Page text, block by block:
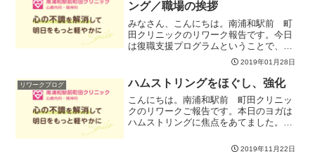
ング／職場の挨拶
みなさん、こんにちは。南浦和駅前 町
田クリニックのリワーク報告です。今日
は復職支援プログラムということで、復
職初日のトラブル・シューティングを行
ないました。どんなに準備をしても、あ
るいはしっかりと準備をしてきたからこ
そ不安はどうしても出てく...
2019年01月28日
リワークブログ ハムストリングをほぐし、強化
こんにちは。南浦和駅前 町田クリニッ
クのリワークご報告です。本日のヨガは
ハムストリングに焦点をあてました。ハ
リットは、・基礎代謝のアップ・ヒップ
2019年11月22日